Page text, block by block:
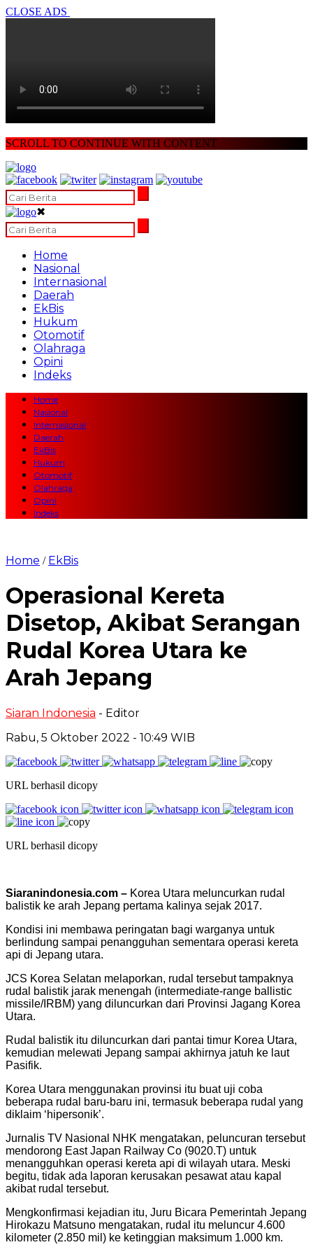
CLOSE ADS
SCROLL TO CONTINUE WITH CONTENT
✖
Home
Nasional
Internasional
Daerah
EkBis
Hukum
Otomotif
Olahraga
Opini
Indeks
Home
Nasional
Internasional
Daerah
EkBis
Hukum
Otomotif
Olahraga
Opini
Indeks
Home / EkBis
Operasional Kereta
Disetop, Akibat Serangan
Rudal Korea Utara ke
Arah Jepang
Siaran Indonesia - Editor
Rabu, 5 Oktober 2022 - 10:49 WIB
URL berhasil dicopy
URL berhasil dicopy
Siaranindonesia.com – Korea Utara meluncurkan rudal
balistik ke arah Jepang pertama kalinya sejak 2017.
Kondisi ini membawa peringatan bagi warganya untuk
berlindung sampai penangguhan sementara operasi kereta
api di Jepang utara.
JCS Korea Selatan melaporkan, rudal tersebut tampaknya
rudal balistik jarak menengah (intermediate-range ballistic
missile/IRBM) yang diluncurkan dari Provinsi Jagang Korea
Utara.
Rudal balistik itu diluncurkan dari pantai timur Korea Utara,
kemudian melewati Jepang sampai akhirnya jatuh ke laut
Pasifik.
Korea Utara menggunakan provinsi itu buat uji coba
beberapa rudal baru-baru ini, termasuk beberapa rudal yang
diklaim ‘hipersonik’.
Jurnalis TV Nasional NHK mengatakan, peluncuran tersebut
mendorong East Japan Railway Co (9020.T) untuk
menangguhkan operasi kereta api di wilayah utara. Meski
begitu, tidak ada laporan kerusakan pesawat atau kapal
akibat rudal tersebut.
Mengkonfirmasi kejadian itu, Juru Bicara Pemerintah Jepang
Hirokazu Matsuno mengatakan, rudal itu meluncur 4.600
kilometer (2.850 mil) ke ketinggian maksimum 1.000 km.